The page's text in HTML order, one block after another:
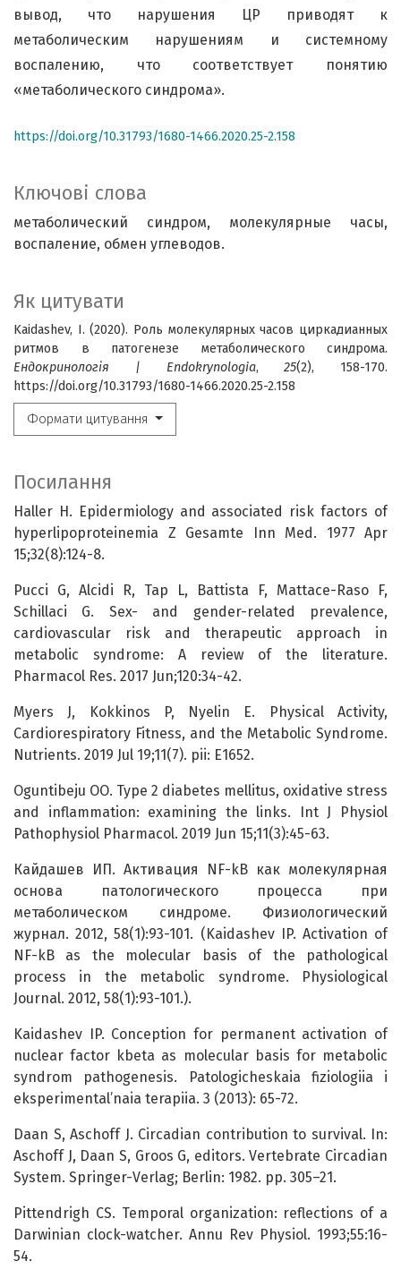
Ключові слова
метаболический синдром, молекулярные часы,
воспаление, обмен углеводов.
Як цитувати
Kaidashev, I. (2020). Роль молекулярных часов циркадианных
ритмов в патогенезе метаболического синдрома.
Ендокринологія | Endokrynologia,25(2), 158-170.
https://doi.org/10.31793/1680-1466.2020.25-2.158
Формати цитування
вывод, что нарушения ЦР приводят к
метаболическим нарушениям и системному
воспалению, что соответствует понятию
«метаболического синдрома».
https://doi.org/10.31793/1680-1466.2020.25-2.158
Посилання
Haller H. Epidermiology and associated risk factors of
hyperlipoproteinemia Z Gesamte Inn Med. 1977 Apr
15;32(8):124-8.
Pucci G, Alcidi R, Tap L, Battista F, Mattace-Raso F,
Schillaci G. Sex- and gender-related prevalence,
cardiovascular risk and therapeutic approach in
metabolic syndrome: A review of the literature.
Pharmacol Res. 2017 Jun;120:34-42.
Myers J, Kokkinos P, Nyelin E. Physical Activity,
Cardiorespiratory Fitness, and the Metabolic Syndrome.
Nutrients. 2019 Jul 19;11(7). pii: E1652.
Oguntibeju OO. Type 2 diabetes mellitus, oxidative stress
and inflammation: examining the links. Int J Physiol
Pathophysiol Pharmacol. 2019 Jun 15;11(3):45-63.
Кайдашев ИП. Активация NF-kB как молекулярная
основа патологического процесса при
метаболическом синдроме. Физиологический
журнал. 2012, 58(1):93-101. (Kaidashev IP. Activation of
NF-kB as the molecular basis of the pathological
process in the metabolic syndrome. Physiological
Journal. 2012, 58(1):93-101.).
Kaidashev IP. Conception for permanent activation of
nuclear factor kbeta as molecular basis for metabolic
syndrom pathogenesis. Patologicheskaia fiziologiia i
eksperimental’naia terapiia. 3 (2013): 65-72.
Daan S, Aschoff J. Circadian contribution to survival. In:
Aschoff J, Daan S, Groos G, editors. Vertebrate Circadian
System. Springer-Verlag; Berlin: 1982. pp. 305–21.
Pittendrigh CS. Temporal organization: reflections of a
Darwinian clock-watcher. Annu Rev Physiol. 1993;55:16-
54.